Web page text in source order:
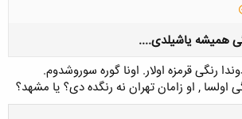
همیشه یاشیلدی....
رنگی قرمزه اولار. اونا گوره سوروشدوم.
اولسا , او زامان تهران نه رنگده دی؟ یا مشهد؟